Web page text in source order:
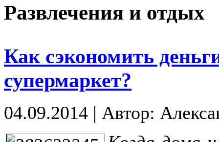
Развлечения и отдых
Как сэкономить
супермаркет?
04.09.2014 | Автор: